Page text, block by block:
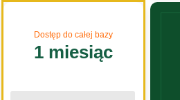
Dostęp do całej bazy
1 miesiąc